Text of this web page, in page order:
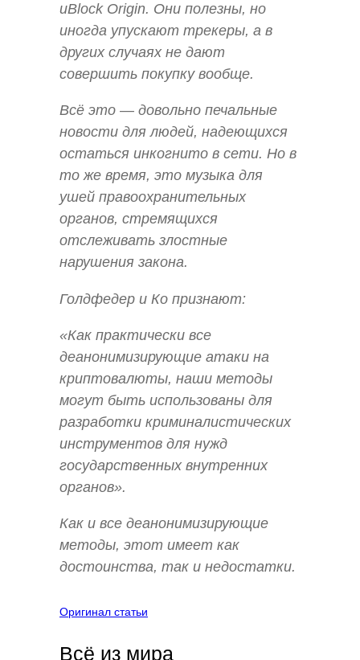
uBlock Origin. Они полезны, но
иногда упускают трекеры, а в
других случаях не дают
совершить покупку вообще.
Всё это — довольно печальные
новости для людей, надеющихся
остаться инкогнито в сети. Но в
то же время, это музыка для
ушей правоохранительных
органов, стремящихся
отслеживать злостные
нарушения закона.
Голдфедер и Ко признают:
«Как практически все
деанонимизирующие атаки на
криптовалюты, наши методы
могут быть использованы для
разработки криминалистических
инструментов для нужд
государственных внутренних
органов».
Как и все деанонимизирующие
методы, этот имеет как
достоинства, так и недостатки.
Оригинал статьи
Всё из мира